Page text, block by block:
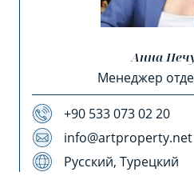
Анна
Менеджер
+90 533 073 02 20
info@artproperty.net
Русский, Турецкий